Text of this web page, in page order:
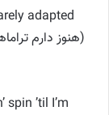
adapted
(هنوز دارم
’til I’m